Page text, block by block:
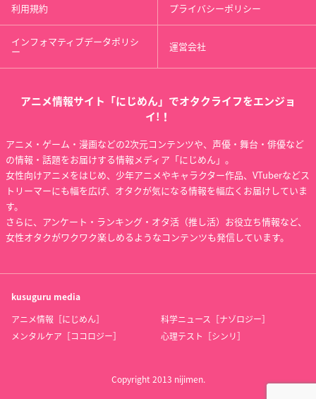
利用規約 プライバシーポリシー
インフォマティブデータポリシ
ー 運営会社
アニメ情報サイト「にじめん」でオタクライフをエンジョ
イ!！
アニメ・ゲーム・漫画などの2次元コンテンツや、声優・舞台・俳優など
の情報・話題をお届けする情報メディア「にじめん」。
女性向けアニメをはじめ、少年アニメやキャラクター作品、VTuberなどス
トリーマーにも幅を広げ、オタクが気になる情報を幅広くお届けしていま
す。
さらに、アンケート・ランキング・オタ活（推し活）お役立ち情報など、
女性オタクがワクワク楽しめるようなコンテンツも発信しています。
kusuguru media
アニメ情報［にじめん］
科学ニュース［ナゾロジー］
メンタルケア［ココロジー］
心理テスト［シンリ］
Copyright 2013 nijimen.